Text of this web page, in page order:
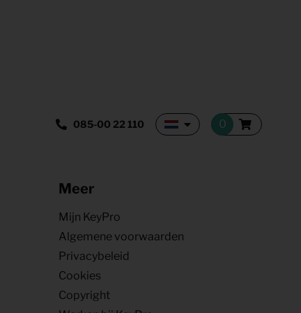
085-00 22 110
Meer
Mijn KeyPro
Algemene voorwaarden
Privacybeleid
Cookies
Copyright